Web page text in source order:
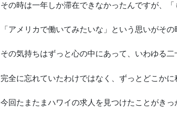
その時は一年しか滞在できなかったんですが、
「アメリカで働いてみたいな」という思いがその
その気持ちはずっと心の中にあって、いわゆる二
完全に忘れていたわけではなく、ずっとどこかに
今回たまたまハワイの求人を見つけたことがきっ